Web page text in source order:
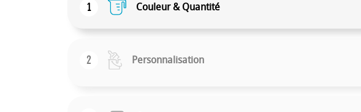
1 Couleur & Quantité
2 Personnalisation